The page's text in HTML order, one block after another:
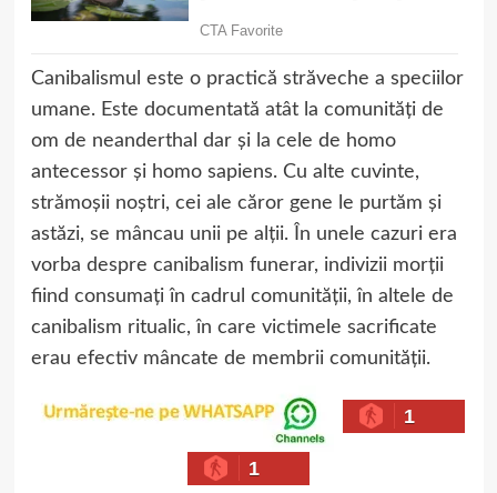
Canibalismul este o practică străveche a speciilor
umane. Este documentată atât la comunități de
om de neanderthal dar și la cele de homo
antecessor și homo sapiens. Cu alte cuvinte,
strămoșii noștri, cei ale căror gene le purtăm și
astăzi, se mâncau unii pe alții. În unele cazuri era
vorba despre canibalism funerar, indivizii morții
fiind consumați în cadrul comunității, în altele de
canibalism ritualic, în care victimele sacrificate
erau efectiv mâncate de membrii comunității.
1
1